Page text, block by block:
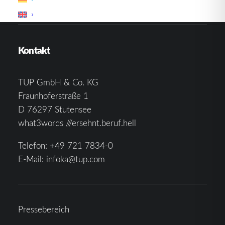
Kontakt
TUP GmbH & Co. KG
Fraunhoferstraße 1
D 76297 Stutensee
what3words ///ersehnt.beruf.hell
Telefon: +49 721 7834-0
E-Mail: infoka@tup.com
Pressebereich